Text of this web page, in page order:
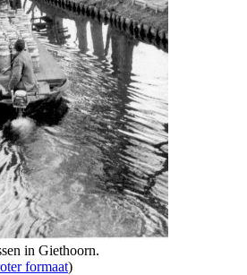
in Giethoorn.
formaat)